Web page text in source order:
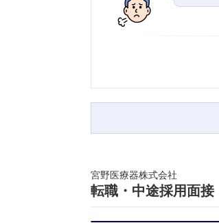
宮野医療器株式会社
転職・中途採用面接